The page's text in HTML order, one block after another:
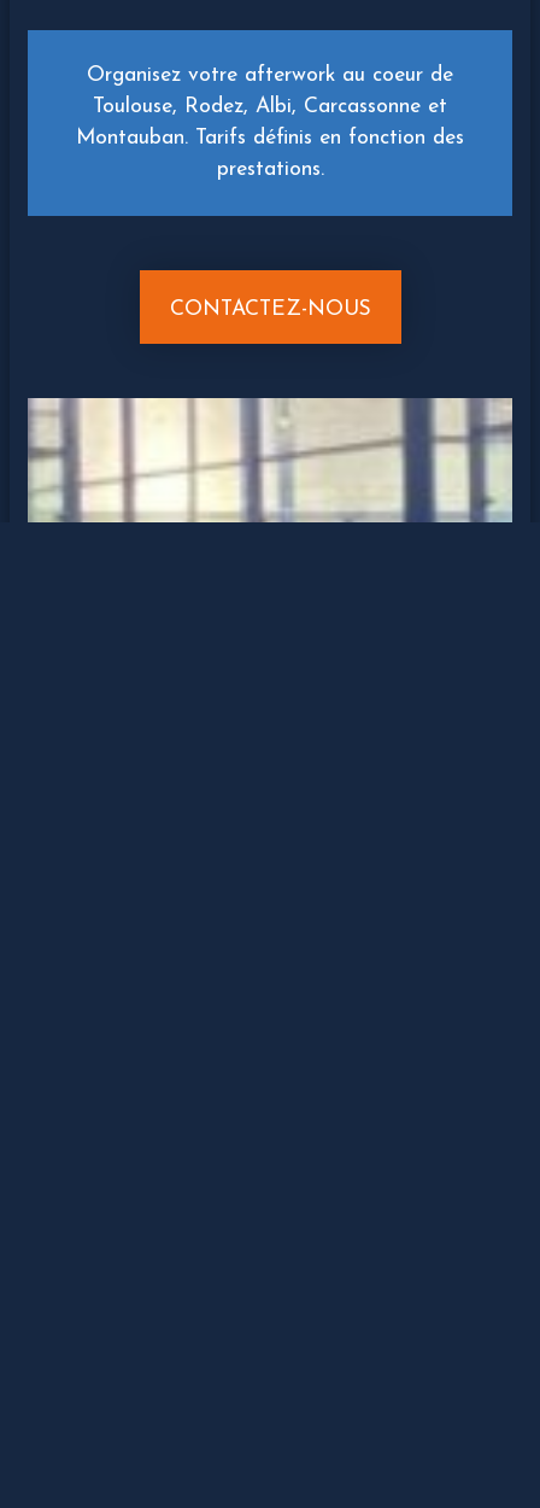
Organisez votre afterwork au coeur de
Toulouse, Rodez, Albi, Carcassonne et
Montauban. Tarifs définis en fonction des
prestations.
CONTACTEZ-NOUS